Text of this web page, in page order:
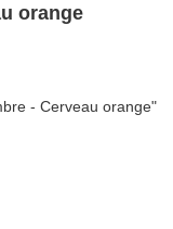
orange